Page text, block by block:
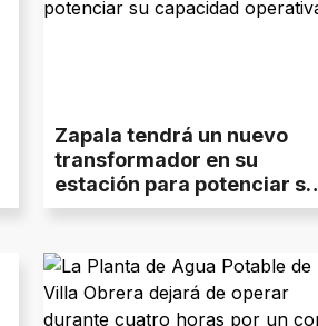
Zapala tendrá un nuevo
transformador en su
estación para potenciar su
capacidad operativa